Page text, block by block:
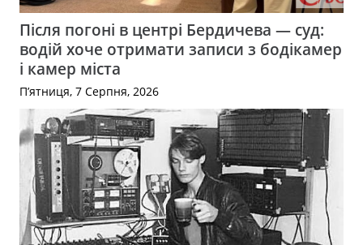
Після погоні в центрі Бердичева — суд:
водій хоче отримати записи з бодікамер
і камер міста
П’ятниця, 7 Серпня, 2026